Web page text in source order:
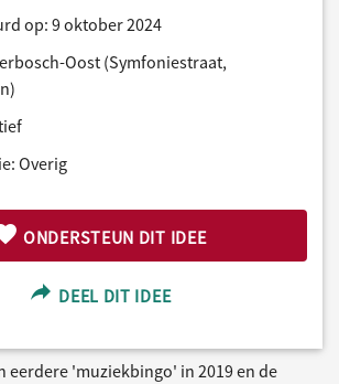
op: 9 oktober 2024
Oost (Symfoniestraat,
Overig
ONDERSTEUN DIT IDEE
DEEL DIT IDEE
eerdere 'muziekbingo' in 2019 en de